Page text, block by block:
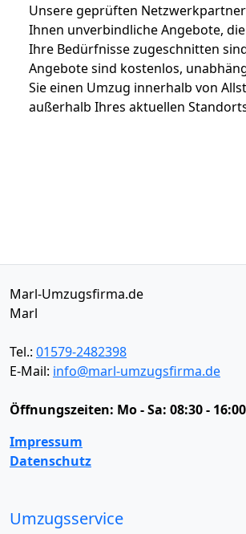
Unsere geprüften
Ihnen unverbindliche Angebote,
Ihre Bedürfnisse zugeschnitten
Angebote sind kostenlos,
Sie einen Umzug innerhalb von
außerhalb Ihres aktuellen
Marl-Umzugsfirma.de
Marl
Tel.: 01579-2482398
E-Mail: info@marl-umzugsfirma.de
Öffnungszeiten: Mo - Sa: 08:30 -
Impressum
Datenschutz
Umzugsservice